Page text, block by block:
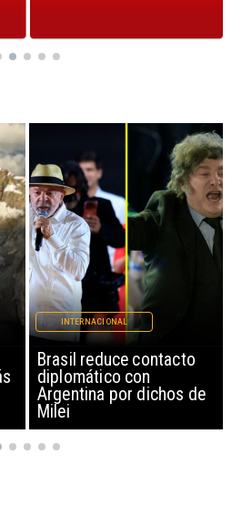
China restringe
exportación de drones a
EEUU y sanciona
empresas
INTERNACIONAL